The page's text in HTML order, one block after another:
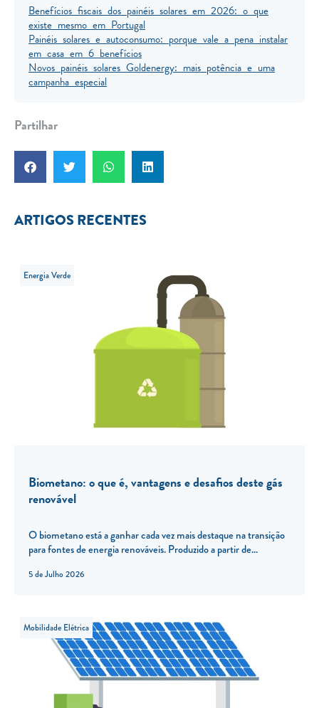
Benefícios fiscais dos painéis solares em 2026: o que
existe mesmo em Portugal
Painéis solares e autoconsumo: porque vale a pena instalar
em casa em 6 benefícios
Novos painéis solares Goldenergy: mais potência e uma
campanha especial
Partilhar
ARTIGOS RECENTES
5 de Julho 2026
Energia Verde
Biometano: o que é, vantagens e desafios deste gás
renovável
O biometano está a ganhar cada vez mais destaque na transição
para fontes de energia renováveis. Produzido a partir de...
Mobilidade Elétrica